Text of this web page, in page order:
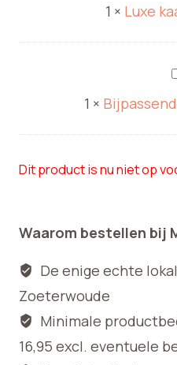
1 × Luxe
1 ×
Dit product is nu niet op
Waarom bestellen bij
De enige echte
Zoeterwoude
Minimale
16,95 excl. eventuele